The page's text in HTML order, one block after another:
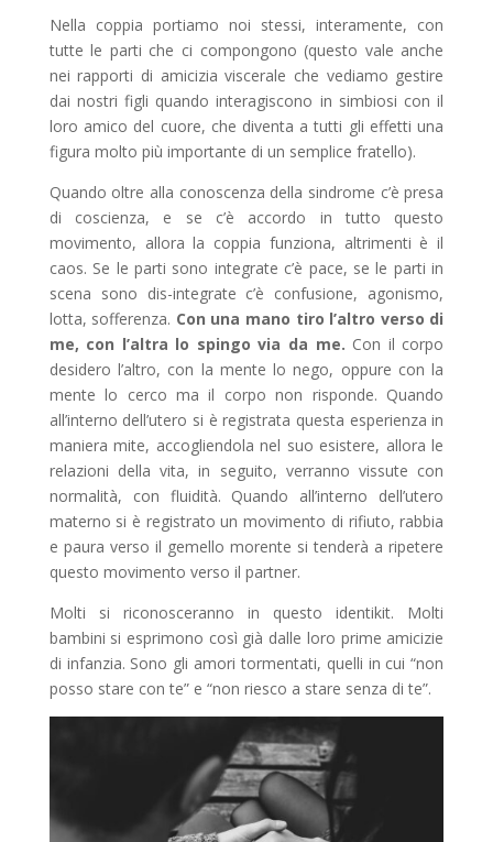
Nella coppia portiamo noi stessi, interamente, con
tutte le parti che ci compongono (questo vale anche
nei rapporti di amicizia viscerale che vediamo gestire
dai nostri figli quando interagiscono in simbiosi con il
loro amico del cuore, che diventa a tutti gli effetti una
figura molto più importante di un semplice fratello).
Quando oltre alla conoscenza della sindrome c’è presa
di coscienza, e se c’è accordo in tutto questo
movimento, allora la coppia funziona, altrimenti è il
caos. Se le parti sono integrate c’è pace, se le parti in
scena sono dis-integrate c’è confusione, agonismo,
lotta, sofferenza. Con una mano tiro l’altro verso di
me, con l’altra lo spingo via da me. Con il corpo
desidero l’altro, con la mente lo nego, oppure con la
mente lo cerco ma il corpo non risponde. Quando
all’interno dell’utero si è registrata questa esperienza in
maniera mite, accogliendola nel suo esistere, allora le
relazioni della vita, in seguito, verranno vissute con
normalità, con fluidità. Quando all’interno dell’utero
materno si è registrato un movimento di rifiuto, rabbia
e paura verso il gemello morente si tenderà a ripetere
questo movimento verso il partner.
Molti si riconosceranno in questo identikit. Molti
bambini si esprimono così già dalle loro prime amicizie
di infanzia. Sono gli amori tormentati, quelli in cui “non
posso stare con te” e “non riesco a stare senza di te”.